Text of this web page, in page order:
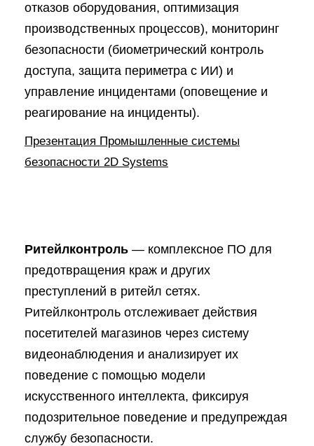
отказов оборудования, оптимизация
производственных процессов), мониторинг
безопасности (биометрический контроль
доступа, защита периметра с ИИ) и
управление инцидентами (оповещение и
реагирование на инциденты).
Презентация Промышленные системы
безопасности 2D Systems
Ритейлконтроль — комплексное ПО для
предотвращения краж и других
преступлений в ритейл сетях.
Ритейлконтроль отслеживает действия
посетителей магазинов через систему
видеонаблюдения и анализирует их
поведение с помощью модели
искусственного интеллекта, фиксируя
подозрительное поведение и предупреждая
службу безопасности.